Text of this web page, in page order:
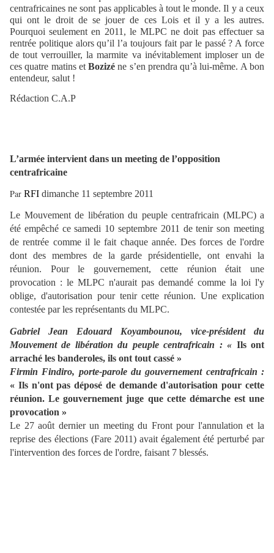
centrafricaines ne sont pas applicables à tout le monde. Il y a ceux
qui ont le droit de se jouer de ces Lois et il y a les autres.
Pourquoi seulement en 2011, le MLPC ne doit pas effectuer sa
rentrée politique alors qu’il l’a toujours fait par le passé ? A force
de tout verrouiller, la marmite va inévitablement imploser un de
ces quatre matins etBozizé ne s’en prendra qu’à lui-même. A bon
entendeur, salut !
Rédaction C.A.P
L’armée intervient dans un meeting de l’opposition
centrafricaine
Par RFI dimanche 11 septembre 2011
Le Mouvement de libération du peuple centrafricain (MLPC) a
été empêché ce samedi 10 septembre 2011 de tenir son meeting
de rentrée comme il le fait chaque année. Des forces de l'ordre
dont des membres de la garde présidentielle, ont envahi la
réunion. Pour le gouvernement, cette réunion était une
provocation : le MLPC n'aurait pas demandé comme la loi l'y
oblige, d'autorisation pour tenir cette réunion. Une explication
contestée par les représentants du MLPC.
Gabriel Jean Edouard Koyambounou, vice-président du
Mouvement de libération du peuple centrafricain : « Ils ont
arraché les banderoles, ils ont tout cassé »
Firmin Findiro, porte-parole du gouvernement centrafricain :
« Ils n'ont pas déposé de demande d'autorisation pour cette
réunion. Le gouvernement juge que cette démarche est une
provocation »
Le 27 août dernier un meeting du Front pour l'annulation et la
reprise des élections (Fare 2011) avait également été perturbé par
l'intervention des forces de l'ordre, faisant 7 blessés.